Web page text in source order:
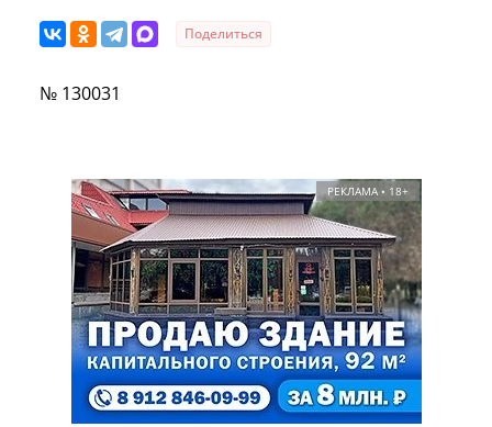
Поделиться
№ 130031
РЕКЛАМА • 18+